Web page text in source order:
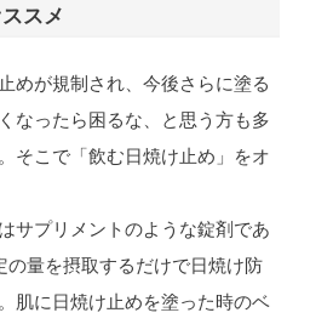
スメ
めが規制され、今後さらに塗る
なったら困るな、と思う方も多
そこで「飲む日焼け止め」をオ
サプリメントのような錠剤であ
の量を摂取するだけで日焼け防
肌に日焼け止めを塗った時のベ